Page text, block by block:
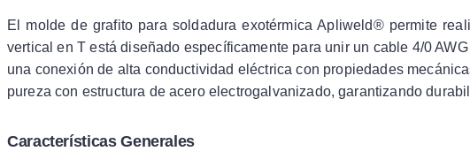
El molde de grafito para soldadura exotérmica Apliweld® permite
vertical en T está diseñado específicamente para unir un cable 4/0
una conexión de alta conductividad eléctrica con propiedades
pureza con estructura de acero electrogalvanizado, garantizando
Características Generales